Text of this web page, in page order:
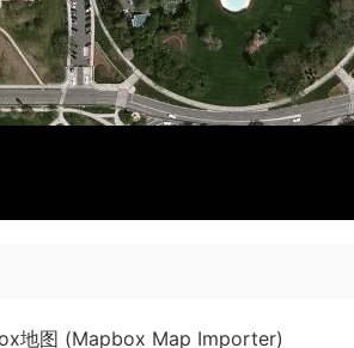
地图 (Mapbox Map Importer)